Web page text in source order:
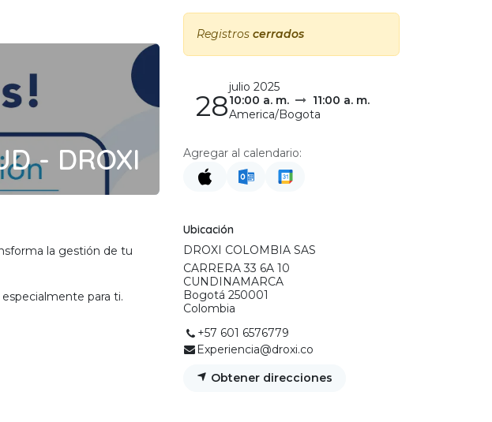
- DROXI
la gestión de tu
para ti.
Registros cerrados
28
julio 2025
10:00 a. m.
11:00 a. m.
America/Bogota
Agregar al calendario:
Ubicación
DROXI COLOMBIA SAS
CARRERA 33 6A 10
CUNDINAMARCA
Bogotá 250001
Colombia
+57 601 6576779
Experiencia@droxi.co
Obtener direcciones